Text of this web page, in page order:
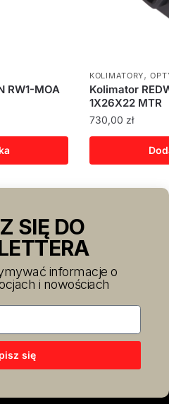
RW1-MOA
KOLIMATORY,
Kolimator
1X26X22 MTR
730,00 zł
SIĘ DO
informacje o
i nowościach
się